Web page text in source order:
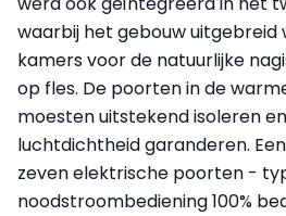
waarbij het gebouw
kamers voor de natuurlijke
op fles. De poorten in de
moesten uitstekend isoleren
luchtdichtheid garanderen.
zeven elektrische poorten -
noodstroombediening 100%